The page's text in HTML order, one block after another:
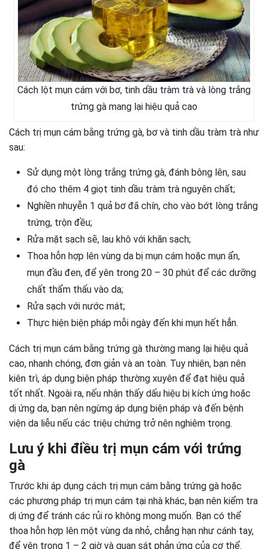
Cách lột mụn cám với bơ, tinh dầu tràm trà và lòng trắng
trứng gà mang lại hiệu quả cao
Cách trị mụn cám bằng trứng gà, bơ và tinh dầu tràm trà như
sau:
Sử dụng một lòng trắng trứng gà, đánh bông lên, sau
đó cho thêm 4 giọt tinh dầu tràm trà nguyên chất;
Nghiền nhuyễn 1 quả bơ đã chín, cho vào bớt lòng trắng
trứng, trộn đều;
Rửa mặt sạch sẽ, lau khô với khăn sạch;
Thoa hỗn hợp lên vùng da bị mụn cám hoặc mụn ẩn,
mụn đầu đen, để yên trong 20 – 30 phút để các dưỡng
chất thẩm thấu vào da;
Rửa sạch với nước mát;
Thực hiện biện pháp mỗi ngày đến khi mụn hết hẳn.
Cách trị mụn cám bằng trứng gà thường mang lại hiệu quả
cao, nhanh chóng, đơn giản và an toàn. Tuy nhiên, bạn nên
kiên trì, áp dụng biện pháp thường xuyên để đạt hiệu quả
tốt nhất. Ngoài ra, nếu nhận thấy dấu hiệu bị kích ứng hoặc
dị ứng da, bạn nên ngừng áp dụng biện pháp và đến bệnh
viện da liễu nếu các triệu chứng trở nên nghiêm trọng.
Lưu ý khi điều trị mụn cám với trứng
gà
Trước khi áp dụng cách trị mụn cám bằng trứng gà hoặc
các phương pháp trị mụn cám tại nhà khác, bạn nên kiểm tra
dị ứng để tránh các rủi ro không mong muốn. Bạn có thể
thoa hỗn hợp lên một vùng da nhỏ, chẳng hạn như cánh tay,
để yên trong 1 – 2 giờ và quan sát phản ứng của cơ thể.